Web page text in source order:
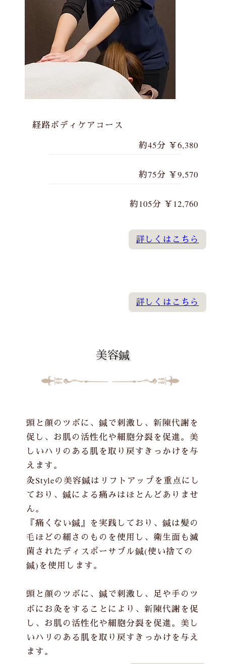
経路ボディケアコース
約45分 ￥6,380
約75分 ￥9,570
約105分 ￥12,760
詳しくはこちら
詳しくはこちら
美容鍼
頭と顔のツボに、鍼で刺激し、新陳代謝を
促し、お肌の活性化や細胞分裂を促進。美
しいハリのある肌を取り戻すきっかけを与
えます。
灸Styleの美容鍼はリフトアップを重点にし
ており、鍼による痛みはほとんどありませ
ん。
『痛くない鍼』を実践しており、鍼は髪の
毛ほどの細さのものを使用し、衛生面も滅
菌されたディスポーサブル鍼(使い捨ての
鍼)を使用します。
頭と顔のツボに、鍼で刺激し、足や手のツ
ボにお灸 をすることにより、新陳代謝を促
し、お肌の活性化や細胞分裂を促進。美し
いハリのある肌を取り戻すきっかけを与え
ます。